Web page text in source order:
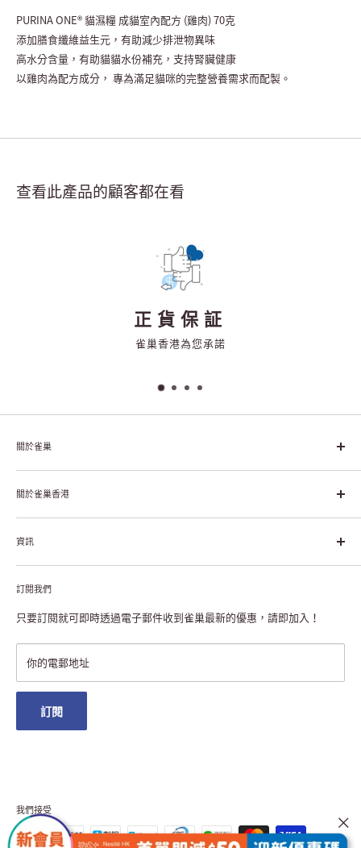
PURINA ONE® 貓濕糧 成貓室內配方 (雞肉) 70克
添加膳食纖維益生元，有助減少排泄物異味
高水分含量，有助貓貓水份補充，支持腎臟健康
以雞肉為配方成分， 專為滿足貓咪的完整營養需求而配製。
查看此產品的顧客都在看
正貨保証
雀巢香港為您承諾
關於雀巢
雀巢集團起源於1866年的瑞士，目前是全球領先的「營養、健康、
幸福生活」企業。雀巢的目標是「我們充分發掘食品的力量，提升
關於雀巢香港
關於雀巢香港
雀巢香港創造共享價值
聯絡我們
私隱聲明
註冊NESCAFÉ® Dolce Gusto®咖啡機
資訊
付款及送貨
退貨或更換
常見問題
雀巢會員獎賞
澳門地區送貨
訂閱我們
只要訂閱就可即時透過電子郵件收到雀巢最新的優惠，請即加入！
你的電郵地址
訂閱
我們接受